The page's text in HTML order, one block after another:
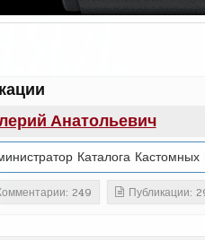
Анатольевич
Каталога
249 Публикации: